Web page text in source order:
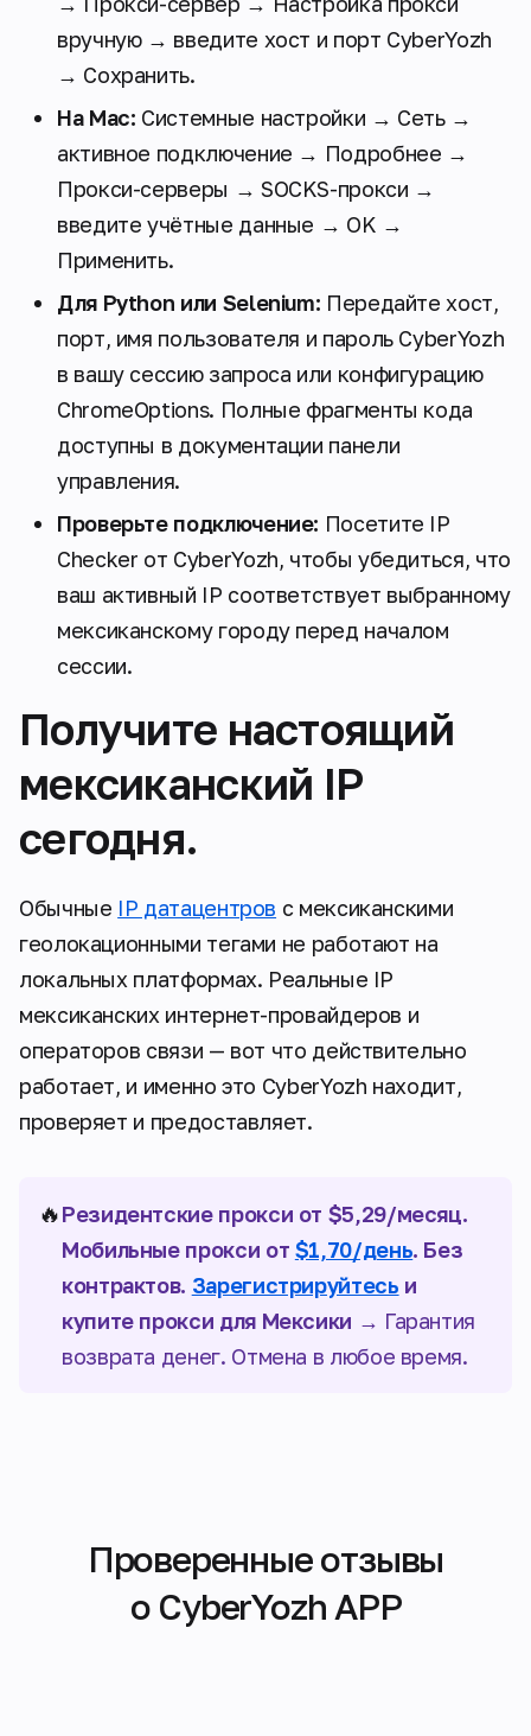
вручную → введите хост и порт CyberYozh
→ Сохранить.
На Mac: Системные настройки → Сеть →
активное подключение → Подробнее →
Прокси-серверы → SOCKS-прокси →
введите учётные данные → OK →
Применить.
Для Python или Selenium: Передайте хост,
порт, имя пользователя и пароль CyberYozh
в вашу сессию запроса или конфигурацию
ChromeOptions. Полные фрагменты кода
доступны в документации панели
управления.
Проверьте подключение: Посетите IP
Checker от CyberYozh, чтобы убедиться, что
ваш активный IP соответствует выбранному
мексиканскому городу перед началом
сессии.
Получите настоящий
мексиканский IP
сегодня.
Обычные IP датацентров с мексиканскими
геолокационными тегами не работают на
локальных платформах. Реальные IP
мексиканских интернет-провайдеров и
операторов связи — вот что действительно
работает, и именно это CyberYozh находит,
проверяет и предоставляет.
🔥Резидентские прокси от $5,29/месяц.
Мобильные прокси от $1,70/день. Без
контрактов. Зарегистрируйтесь и
купите прокси для Мексики → Гарантия
возврата денег. Отмена в любое время.
Проверенные отзывы
о CyberYozh APP